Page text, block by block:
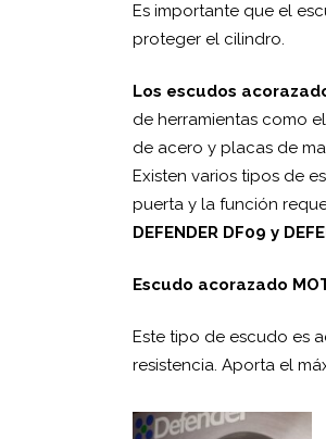
Es importante que el
proteger el cilindro.
Los escudos
de herramientas como
de acero y placas de
Existen varios tipos de
puerta y la función
DEFENDER DF09 y
Escudo acorazado
Este tipo de escudo es
resistencia. Aporta el